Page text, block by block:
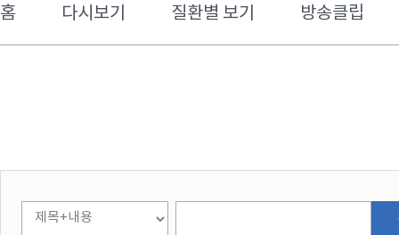
홈 다시보기 질환별 보기 방송클립